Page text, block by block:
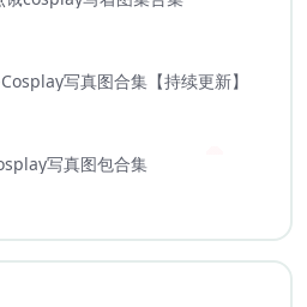
写真图合集【持续更新】
写真图包合集